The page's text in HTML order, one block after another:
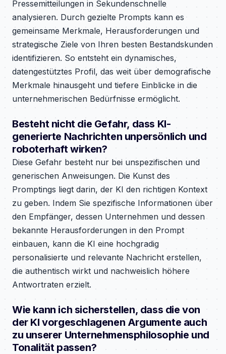
Pressemitteilungen in Sekundenschnelle
analysieren. Durch gezielte Prompts kann es
gemeinsame Merkmale, Herausforderungen und
strategische Ziele von Ihren besten Bestandskunden
identifizieren. So entsteht ein dynamisches,
datengestütztes Profil, das weit über demografische
Merkmale hinausgeht und tiefere Einblicke in die
unternehmerischen Bedürfnisse ermöglicht.
Besteht nicht die Gefahr, dass KI-
generierte Nachrichten unpersönlich und
roboterhaft wirken?
Diese Gefahr besteht nur bei unspezifischen und
generischen Anweisungen. Die Kunst des
Promptings liegt darin, der KI den richtigen Kontext
zu geben. Indem Sie spezifische Informationen über
den Empfänger, dessen Unternehmen und dessen
bekannte Herausforderungen in den Prompt
einbauen, kann die KI eine hochgradig
personalisierte und relevante Nachricht erstellen,
die authentisch wirkt und nachweislich höhere
Antwortraten erzielt.
Wie kann ich sicherstellen, dass die von
der KI vorgeschlagenen Argumente auch
zu unserer Unternehmensphilosophie und
Tonalität passen?